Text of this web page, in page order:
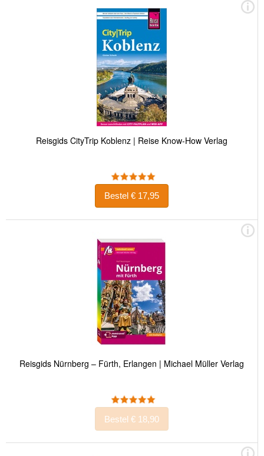
Reisgids CityTrip Koblenz | Reise Know-How Verlag
Bestel € 17,95
Reisgids Nürnberg – Fürth, Erlangen | Michael Müller Verlag
Bestel € 18,90